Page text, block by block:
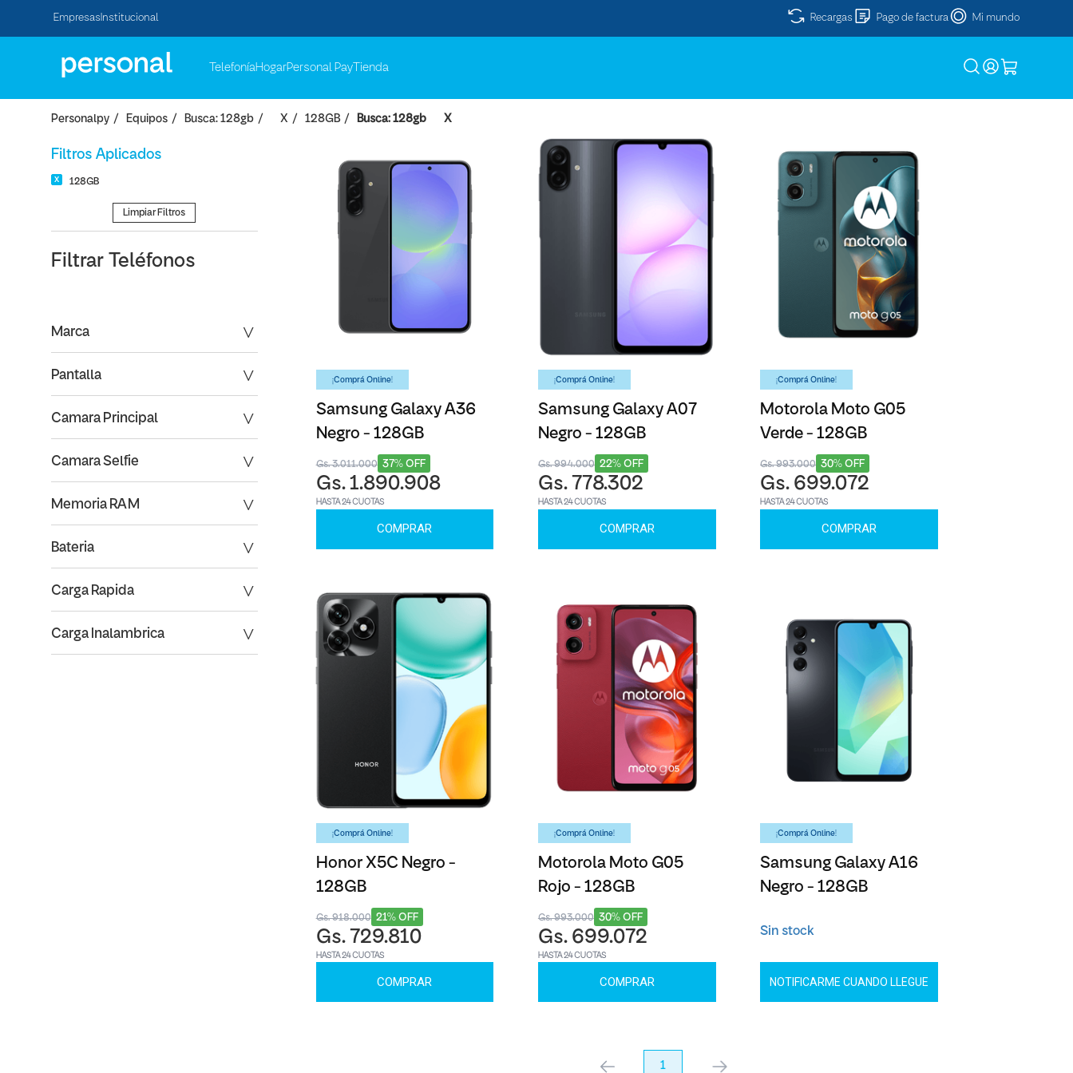
Empresas Institucional Recargas Pago de factura Mi mundo
TelefoníaHogarPersonal Pay Tienda
Personalpy Equipos Busca: 128gb X 128GB Busca: 128gb X
Filtros Aplicados
128GB
Limpiar Filtros
Filtrar Teléfonos
Marca
Pantalla
Carga Rapida
Camara Principal
Memoria RAM
Carga Inalambrica
Camara Selfie
Bateria
¡Comprá Online!
Samsung Galaxy A36
Negro - 128GB
37% OFF
Gs. 3.011.000
Gs. 1.890.908
HASTA 24 CUOTAS
COMPRAR
¡Comprá Online!
Samsung Galaxy A07
Negro - 128GB
22% OFF
Gs. 994.000
Gs. 778.302
HASTA 24 CUOTAS
COMPRAR
¡Comprá Online!
Motorola Moto G05
Verde - 128GB
30% OFF
Gs. 993.000
Gs. 699.072
HASTA 24 CUOTAS
COMPRAR
¡Comprá Online!
Honor X5C Negro -
128GB
21% OFF
Gs. 918.000
Gs. 729.810
HASTA 24 CUOTAS
COMPRAR
¡Comprá Online!
Motorola Moto G05
Rojo - 128GB
30% OFF
Gs. 993.000
Gs. 699.072
HASTA 24 CUOTAS
COMPRAR
¡Comprá Online!
Samsung Galaxy A16
Negro - 128GB
Sin stock
NOTIFICARME CUANDO LLEGUE
anterior 1 próximo